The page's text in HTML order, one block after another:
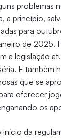
problemas
a princípio,
para
de 2025.
a legislação
E também
que se
oferecer
os
da